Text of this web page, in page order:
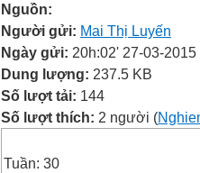
Nguồn:
Người gửi: Mai Thị Luyến
Ngày gửi: 20h:02' 27-03-2015
Dung lượng: 237.5 KB
Số lượt tải: 144
Số lượt thích: 2 người (
Tuần: 30